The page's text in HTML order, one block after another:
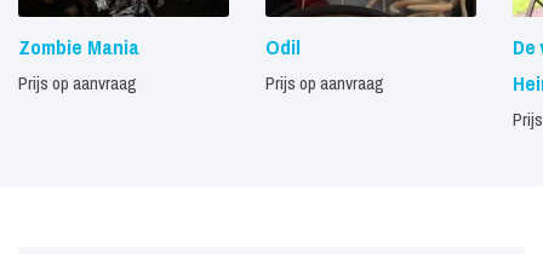
Zombie Mania
Prijs op aanvraag
Odil
Prijs op aanvraag